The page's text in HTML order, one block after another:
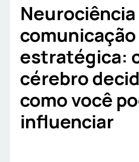
Neurociência
comunicação
estratégica:
cérebro
como você
influenciar